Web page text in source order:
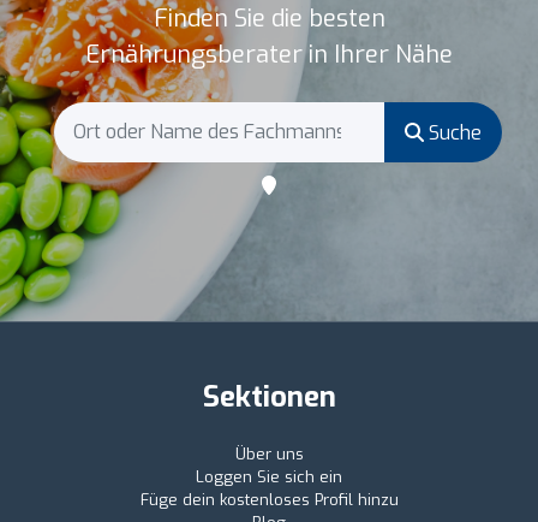
Finden Sie die besten
Ernährungsberater in Ihrer Nähe
Suche
Sektionen
Über uns
Loggen Sie sich ein
Füge dein kostenloses Profil hinzu